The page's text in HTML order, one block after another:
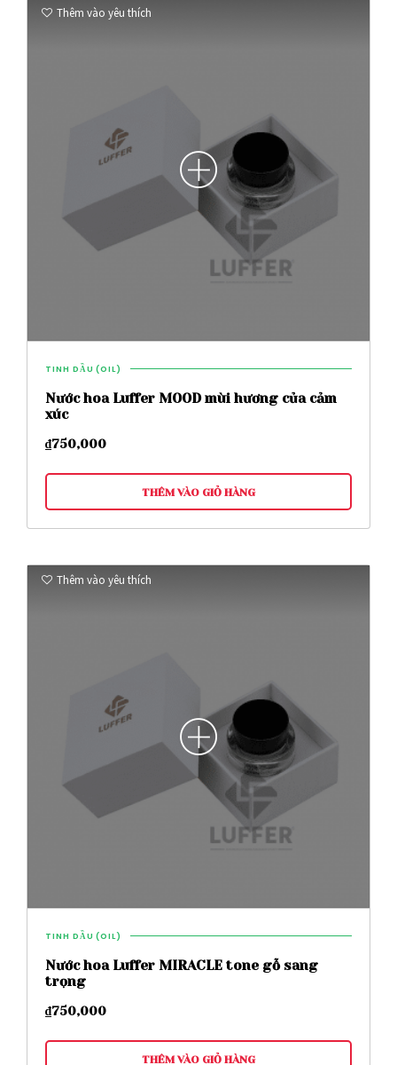
TINH DẦU (OIL)
Nước hoa Luffer MOOD mùi hương của cảm
xúc
₫750,000
THÊM VÀO GIỎ HÀNG
Thêm vào yêu thích
TINH DẦU (OIL)
Nước hoa Luffer MIRACLE tone gỗ sang
trọng
₫750,000
THÊM VÀO GIỎ HÀNG
Thêm vào yêu thích